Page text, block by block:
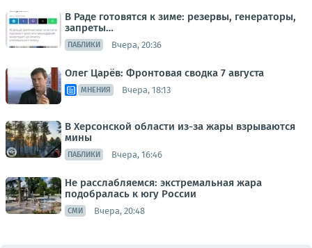
В Раде готовятся к зиме: резервы, генераторы,
запреты…
ПАБЛИКИ Вчера, 20:36
Олег Царёв: Фронтовая сводка 7 августа
МНЕНИЯ Вчера, 18:13
В Херсонской области из-за жары взрываются
мины
ПАБЛИКИ Вчера, 16:46
Не расслабляемся: экстремальная жара
подобралась к югу России
СМИ Вчера, 20:48